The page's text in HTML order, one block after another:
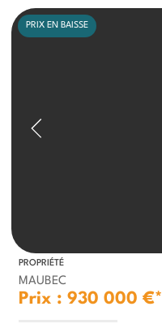
PRIX EN BAISSE
PROPRIÉTÉ
MAUBEC
Prix : 930 000 €*